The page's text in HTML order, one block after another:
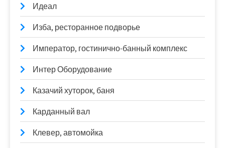
Идеал
Изба, ресторанное подворье
Император, гостинично-банный комплекс
Интер Оборудование
Казачий хуторок, баня
Карданный вал
Клевер, автомойка